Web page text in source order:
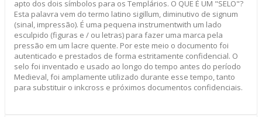
apto dos dois símbolos para os Templários. O QUE É UM "SELO"?
Esta palavra vem do termo latino sigillum, diminutivo de signum
(sinal, impressão). É uma pequena instrumentwith um lado
esculpido (figuras e / ou letras) para fazer uma marca pela
pressão em um lacre quente. Por este meio o documento foi
autenticado e prestados de forma estritamente confidencial. O
selo foi inventado e usado ao longo do tempo antes do período
Medieval, foi amplamente utilizado durante esse tempo, tanto
para substituir o inkcross e próximos documentos confidenciais.